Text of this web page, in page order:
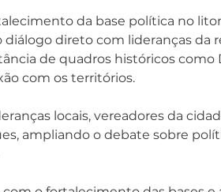
da base política no
diálogo direto com lideranças da
de quadros históricos como
com os territórios.
locais, vereadores da
ampliando o debate sobre